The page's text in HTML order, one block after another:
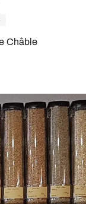
Châble